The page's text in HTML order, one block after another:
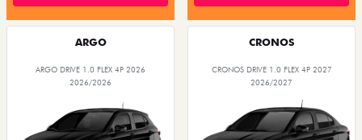
ARGO
ARGO DRIVE 1.0 FLEX 4P 2026
2026/2026
CRONOS
CRONOS DRIVE 1.0 FLEX 4P 2027
2026/2027